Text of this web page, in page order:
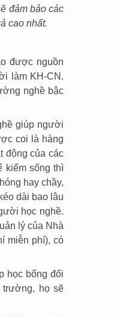
đảm bảo các
cao nhất.
được nguồn
làm KH-CN.
nghề bậc
giúp người
coi là hàng
động của các
kiếm sống thì
hay chầy,
dài bao lâu
học nghề.
lý của Nhà
miễn phí), có
học bổng đối
trường, họ sẽ